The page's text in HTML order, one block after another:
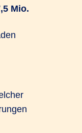
Mio.